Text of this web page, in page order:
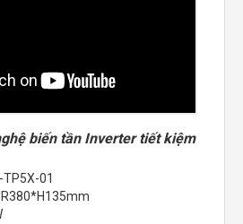
biến tần Inverter tiết kiệm
01